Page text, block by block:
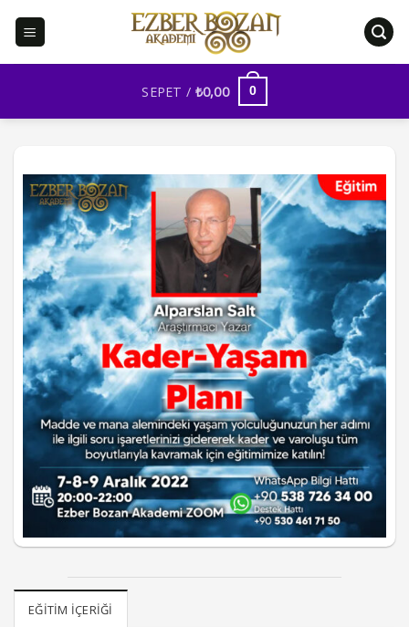
SEPET / ₺0,00 0
EĞITIM İÇERIĞI